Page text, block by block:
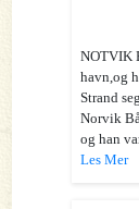
NOTVIK
havn,og
Strand
Norvik
og han
Les Mer